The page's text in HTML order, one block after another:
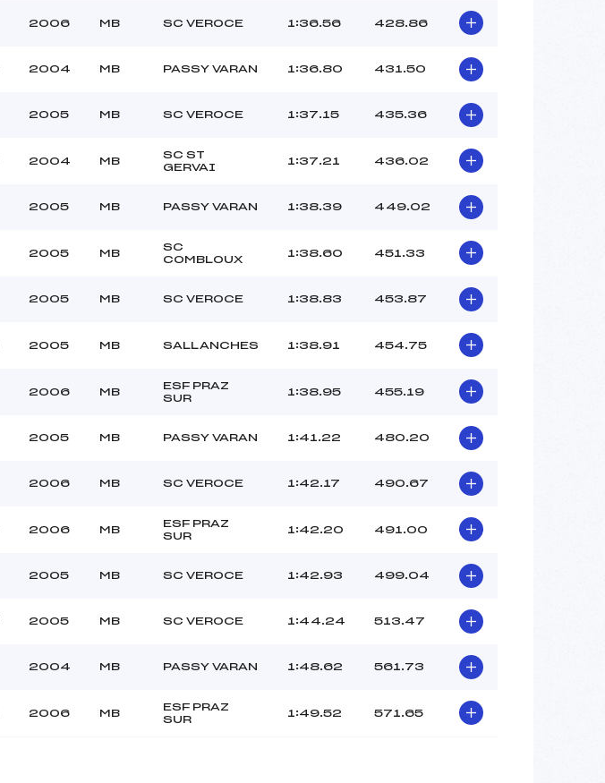
2006 MB SC VEROCE 1:36.56 428.86
2004 MB PASSY VARAN 1:36.80 431.50
2005 MB SC VEROCE 1:37.15 435.36
2004 MB
SC ST
GERVAI
1:37.21 436.02
2005 MB PASSY VARAN 1:38.39 449.02
2005 MB
SC
COMBLOUX
1:38.60 451.33
2005 MB SC VEROCE 1:38.83 453.87
2005 MB SALLANCHES 1:38.91 454.75
2006 MB
ESF PRAZ
SUR
1:38.95 455.19
2005 MB PASSY VARAN 1:41.22 480.20
2006 MB SC VEROCE 1:42.17 490.67
2006 MB
ESF PRAZ
SUR
1:42.20 491.00
2005 MB SC VEROCE 1:42.93 499.04
2005 MB SC VEROCE 1:44.24 513.47
2004 MB PASSY VARAN 1:48.62 561.73
2006 MB
ESF PRAZ
SUR
1:49.52 571.65